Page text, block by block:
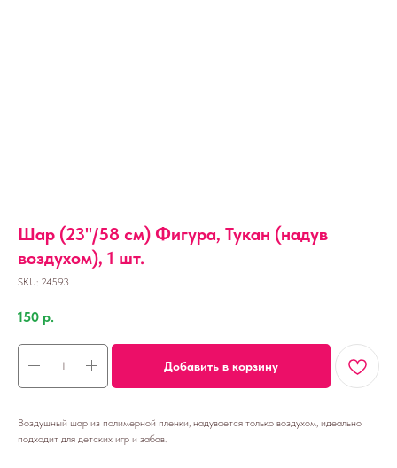
Шар (23''/58 см) Фигура, Тукан (надув
воздухом), 1 шт.
SKU: 24593
150 р.
Добавить в корзину
Воздушный шар из полимерной пленки, надувается только воздухом, идеально
подходит для детских игр и забав.